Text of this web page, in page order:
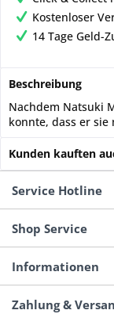
Kostenloser
14 Tage Geld-
Beschreibung
Nachdem Natsuki
konnte, dass er
Kunden kauften
Service Hotline
Shop Service
Informationen
Zahlung &